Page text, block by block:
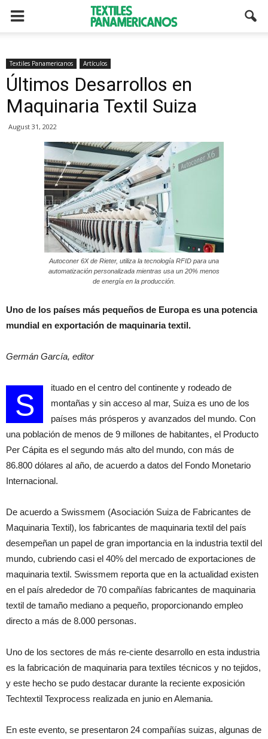
Textiles Panamericanos Artículos
Últimos Desarrollos en
Maquinaria Textil Suiza
August 31, 2022
Autoconer 6X de Rieter, utiliza la tecnología RFID para una
automatización personalizada mientras usa un 20% menos
de energía en la producción.
Uno de los países más pequeños de Europa es una potencia
mundial en exportación de maquinaria textil.
Germán García, editor
S
ituado en el centro del continente y rodeado de
montañas y sin acceso al mar, Suiza es uno de los
países más prósperos y avanzados del mundo. Con
una población de menos de 9 millones de habitantes, el Producto
Per Cápita es el segundo más alto del mundo, con más de
86.800 dólares al año, de acuerdo a datos del Fondo Monetario
Internacional.
De acuerdo a Swissmem (Asociación Suiza de Fabricantes de
Maquinaria Textil), los fabricantes de maquinaria textil del país
desempeñan un papel de gran importancia en la industria textil del
mundo, cubriendo casi el 40% del mercado de exportaciones de
maquinaria textil. Swissmem reporta que en la actualidad existen
en el país alrededor de 70 compañías fabricantes de maquinaria
textil de tamaño mediano a pequeño, proporcionando empleo
directo a más de 8.000 personas.
Uno de los sectores de más re-ciente desarrollo en esta industria
es la fabricación de maquinaria para textiles técnicos y no tejidos,
y este hecho se pudo destacar durante la reciente exposición
Techtextil Texprocess realizada en junio en Alemania.
En este evento, se presentaron 24 compañías suizas, algunas de